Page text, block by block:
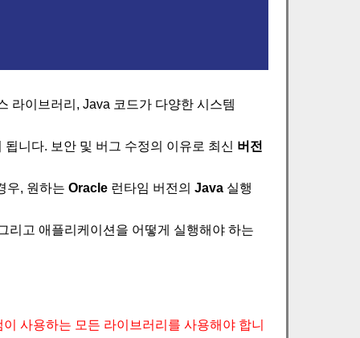
라이브러리, Java 코드가 다양한 시스템
니다. 보안 및 버그 수정의 이유로 최신 버전
우, 원하는 Oracle 런타임 버전의 Java 실행
리고 애플리케이션을 어떻게 실행해야 하는
이 사용하는 모든 라이브러리를 사용해야 합니